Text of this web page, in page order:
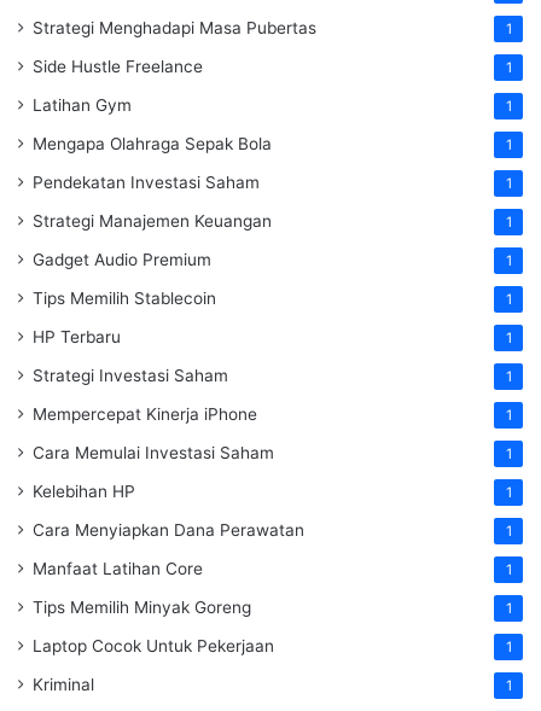
Strategi Menghadapi Masa Pubertas 1
Side Hustle Freelance 1
Latihan Gym 1
Mengapa Olahraga Sepak Bola 1
Pendekatan Investasi Saham 1
Strategi Manajemen Keuangan 1
Gadget Audio Premium 1
Tips Memilih Stablecoin 1
HP Terbaru 1
Strategi Investasi Saham 1
Mempercepat Kinerja iPhone 1
Cara Memulai Investasi Saham 1
Kelebihan HP 1
Cara Menyiapkan Dana Perawatan 1
Manfaat Latihan Core 1
Tips Memilih Minyak Goreng 1
Laptop Cocok Untuk Pekerjaan 1
Kriminal 1